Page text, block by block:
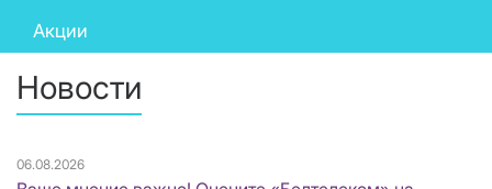
Акции
Новости
06.08.2026